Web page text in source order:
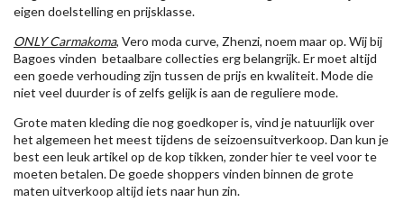
eigen doelstelling en prijsklasse.
ONLY Carmakoma, Vero moda curve, Zhenzi, noem maar op. Wij bij
Bagoes vinden betaalbare collecties erg belangrijk. Er moet altijd
een goede verhouding zijn tussen de prijs en kwaliteit. Mode die
niet veel duurder is of zelfs gelijk is aan de reguliere mode.
Grote maten kleding die nog goedkoper is, vind je natuurlijk over
het algemeen het meest tijdens de seizoensuitverkoop. Dan kun je
best een leuk artikel op de kop tikken, zonder hier te veel voor te
moeten betalen. De goede shoppers vinden binnen de grote
maten uitverkoop altijd iets naar hun zin.